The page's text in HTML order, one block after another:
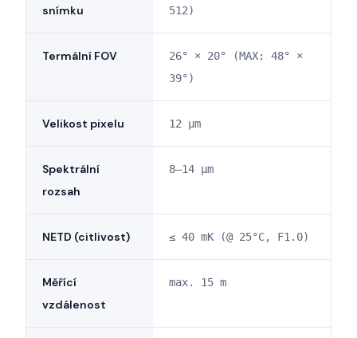
snímku
512)
Termální FOV
26° × 20° (MAX: 48° ×
39°)
Velikost pixelu 12 µm
Spektrální
rozsah
8–14 µm
NETD (citlivost) ≤ 40 mK (@ 25°C, F1.0)
Měřící
vzdálenost
max. 15 m